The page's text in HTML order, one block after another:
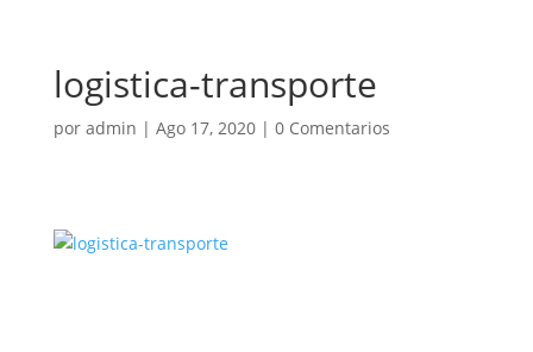
logistica-transporte
por admin | Ago 17, 2020| 0 Comentarios